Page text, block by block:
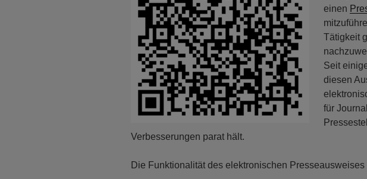
einen
Tätigkeit
Seit
diesen
für
Verbesserungen parat hält.
Die Funktionalität des elektronischen Presseausweises